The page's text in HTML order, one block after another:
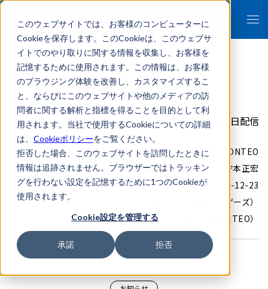
このウェブサイトでは、お客様のコンピューターに
Cookieを保存します。このCookieは、このウェブサ
イトでのやり取りに関する情報を収集し、お客様を
記憶するために使用されます。この情報は、お客様
のブラウジング体験を改善し、カスタマイズするこ
と、ならびにこのウェブサイトや他のメディアの訪
問者に関する解析と指標を得ることを目的として利
用されます。当社で使用するCookieについての詳細
は、 Cookieポリシーをご覧ください。
拒否した場合、このウェブサイトを訪問したときに
情報は追跡されません。ブラウザーではトラッキン
グを行わない設定を記憶するために1つのCookieが
使用されます。
Cookie設定を管理する
承諾 拒否
沈黙期間開始（決算発表まで）
2009年07月01日配信
株式会社FRONTEO
代表取締役社長 守本正宏
東京都港区港南2-12-23
（コード番号：2158東証マザーズ）
（NASDAQティッカーシンボル：FRONTEO）